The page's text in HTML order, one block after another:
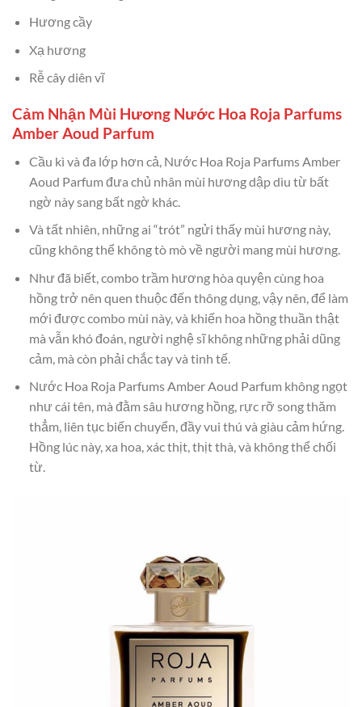
Hương cầy
Xạ hương
Rễ cây diên vĩ
Cảm Nhận Mùi Hương Nước Hoa Roja Parfums
Amber Aoud Parfum
Cầu kì và đa lớp hơn cả, Nước Hoa Roja Parfums Amber
Aoud Parfum đưa chủ nhân mùi hương dập dìu từ bất
ngờ này sang bất ngờ khác.
Và tất nhiên, những ai “trót” ngửi thấy mùi hương này,
cũng không thể không tò mò về người mang mùi hương.
Như đã biết, combo trầm hương hòa quyện cùng hoa
hồng trở nên quen thuộc đến thông dụng, vậy nên, để làm
mới được combo mùi này, và khiến hoa hồng thuần thật
mà vẫn khó đoán, người nghệ sĩ không những phải dũng
cảm, mà còn phải chắc tay và tinh tế.
Nước Hoa Roja Parfums Amber Aoud Parfum không ngọt
như cái tên, mà đằm sâu hương hồng, rực rỡ song thăm
thẳm, liên tục biến chuyển, đầy vui thú và giàu cảm hứng.
Hồng lúc này, xa hoa, xác thịt, thịt thà, và không thể chối
từ.